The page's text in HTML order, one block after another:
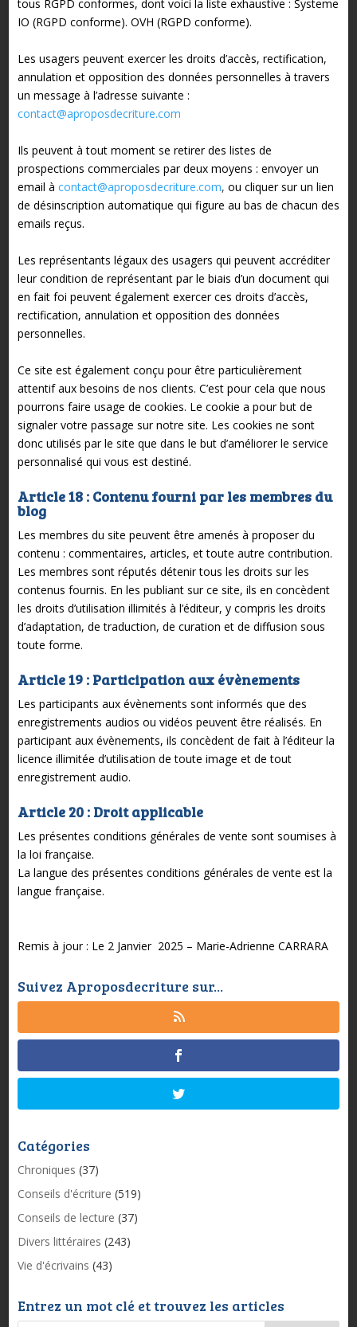
tous RGPD conformes, dont voici la liste exhaustive : Systeme
IO (RGPD conforme). OVH (RGPD conforme).
Les usagers peuvent exercer les droits d’accès, rectification,
annulation et opposition des données personnelles à travers
un message à l’adresse suivante :
contact@aproposdecriture.com
Ils peuvent à tout moment se retirer des listes de
prospections commerciales par deux moyens : envoyer un
email à contact@aproposdecriture.com, ou cliquer sur un lien
de désinscription automatique qui figure au bas de chacun des
emails reçus.
Les représentants légaux des usagers qui peuvent accréditer
leur condition de représentant par le biais d’un document qui
en fait foi peuvent également exercer ces droits d’accès,
rectification, annulation et opposition des données
personnelles.
Ce site est également conçu pour être particulièrement
attentif aux besoins de nos clients. C’est pour cela que nous
pourrons faire usage de cookies. Le cookie a pour but de
signaler votre passage sur notre site. Les cookies ne sont
donc utilisés par le site que dans le but d’améliorer le service
personnalisé qui vous est destiné.
Article 18 : Contenu fourni par les membres du
blog
Les membres du site peuvent être amenés à proposer du
contenu : commentaires, articles, et toute autre contribution.
Les membres sont réputés détenir tous les droits sur les
contenus fournis. En les publiant sur ce site, ils en concèdent
les droits d’utilisation illimités à l’éditeur, y compris les droits
d’adaptation, de traduction, de curation et de diffusion sous
toute forme.
Article 19 : Participation aux évènements
Les participants aux évènements sont informés que des
enregistrements audios ou vidéos peuvent être réalisés. En
participant aux évènements, ils concèdent de fait à l’éditeur la
licence illimitée d’utilisation de toute image et de tout
enregistrement audio.
Article 20 : Droit applicable
Les présentes conditions générales de vente sont soumises à
la loi française.
La langue des présentes conditions générales de vente est la
langue française.
Remis à jour : Le 2 Janvier 2025 – Marie-Adrienne CARRARA
Suivez Aproposdecriture sur...
Catégories
Chroniques (37)
Conseils d'écriture (519)
Conseils de lecture (37)
Divers littéraires (243)
Vie d'écrivains (43)
Entrez un mot clé et trouvez les articles